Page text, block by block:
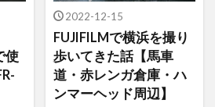
使
2022-12-15
FUJIFILMで横浜を撮り
歩いてきた話【馬車
道・赤レンガ倉庫・ハ
ンマーヘッド周辺】